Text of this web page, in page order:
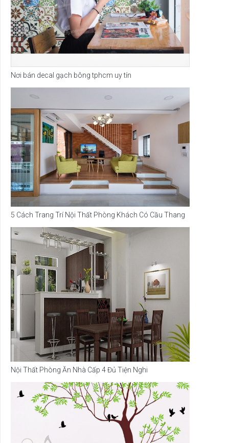
Nơi bán decal gạch bông tphcm uy tín
5 Cách Trang Trí Nội Thất Phòng Khách Có Cầu Thang
Nội Thất Phòng Ăn Nhà Cấp 4 Đủ Tiện Nghi